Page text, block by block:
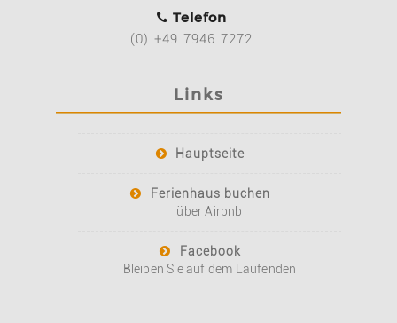
Telefon
(0) +49 7946 7272
Links
Hauptseite
Ferienhaus buchen
über Airbnb
Facebook
Bleiben Sie auf dem Laufenden